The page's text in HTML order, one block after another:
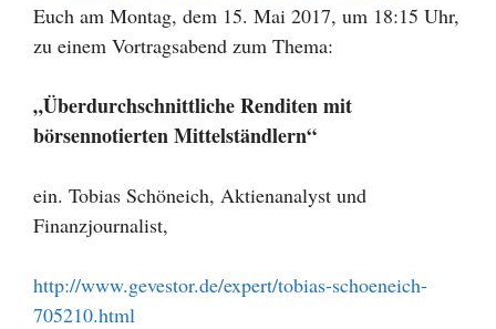
Euch am Montag, dem 15. Mai 2017, um 18:15 Uhr,
zu einem Vortragsabend zum Thema:
„Überdurchschnittliche Renditen mit
börsennotierten Mittelständlern“
ein. Tobias Schöneich, Aktienanalyst und
Finanzjournalist,
http://www.gevestor.de/expert/tobias-schoeneich-
705210.html